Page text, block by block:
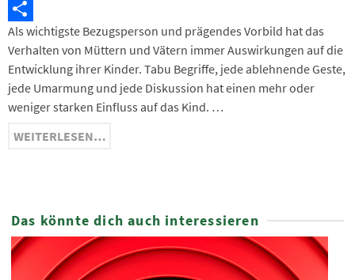
Telegram
Teilen
Als wichtigste Bezugsperson und prägendes Vorbild hat das
Verhalten von Müttern und Vätern immer Auswirkungen auf die
Entwicklung ihrer Kinder. Tabu Begriffe, jede ablehnende Geste,
jede Umarmung und jede Diskussion hat einen mehr oder
weniger starken Einfluss auf das Kind. …
WEITERLESEN…
Das könnte dich auch interessieren